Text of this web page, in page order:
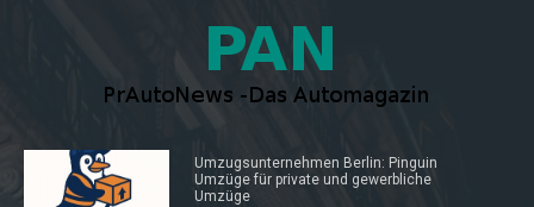
Umzugsunternehmen Berlin: Pinguin
Umzüge für private und gewerbliche
Umzüge